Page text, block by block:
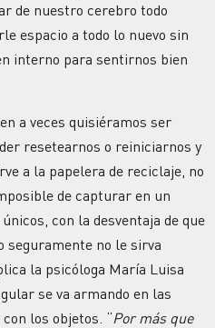
de nuestro cerebro todo
espacio a todo lo nuevo sin
interno para sentirnos bien
a veces quisiéramos ser
resetearnos o reiniciarnos y
a la papelera de reciclaje, no
de capturar en un
con la desventaja de que
seguramente no le sirva
la psicóloga María Luisa
se va armando en las
los objetos. “Por más que